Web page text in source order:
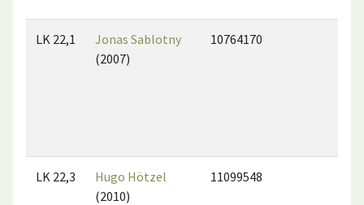
LK 22,1
Jonas Sablotny
(2007)
10764170
LK 22,3
Hugo Hötzel
(2010)
11099548